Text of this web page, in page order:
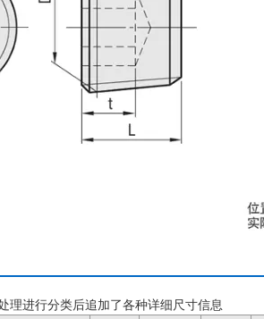
理进行分类后追加了各种详细尺寸信息